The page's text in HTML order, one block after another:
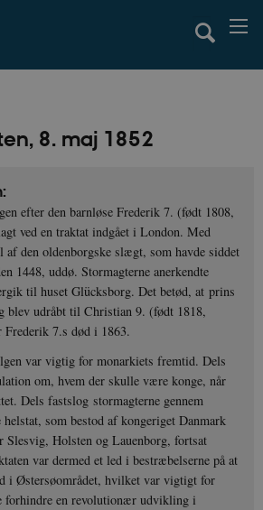
8. maj 1852
efter den barnløse Frederik 7. (født 1808,
ved en traktat indgået i London. Med
den oldenborgske slægt, som havde siddet
1448, uddø. Stormagterne anerkendte
til huset Glücksborg. Det betød, at prins
blev udråbt til Christian 9. (født 1818,
Frederik 7.s død i 1863.
var vigtig for monarkiets fremtid. Dels
om, hvem der skulle være konge, når
Dels fastslog stormagterne gennem
helstat, som bestod af kongeriget Danmark
Slesvig, Holsten og Lauenborg, fortsat
var dermed et led i bestræbelserne på at
i Østersøområdet, hvilket var vigtigt for
forhindre en revolutionær udvikling i